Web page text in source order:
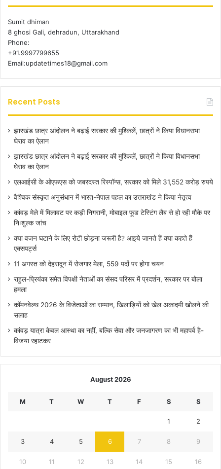
Sumit dhiman
8 ghosi Gali, dehradun, Uttarakhand
Phone:
+91.9997799655
Email:updatetimes18@gmail.com
Recent Posts
झारखंड छात्र आंदोलन ने बढ़ाई सरकार की मुश्किलें, छात्रों ने किया विधानसभा
घेराव का ऐलान
झारखंड छात्र आंदोलन ने बढ़ाई सरकार की मुश्किलें, छात्रों ने किया विधानसभा
घेराव का ऐलान
एलआईसी के ओएफएस को जबरदस्त रिस्पॉन्स, सरकार को मिले 31,552 करोड़ रुपये
वैश्विक संस्कृत अनुसंधान में भारत-नेपाल पहल का उत्तराखंड ने किया नेतृत्व
कांवड़ मेले में मिलावट पर कड़ी निगरानी, मोबाइल फूड टेस्टिंग लैब से हो रही मौके पर
निःशुल्क जांच
क्या वजन घटाने के लिए रोटी छोड़ना जरूरी है? आइये जानते हैं क्या कहते हैं
एक्सपर्ट्स
11 अगस्त को देहरादून में रोजगार मेला, 559 पदों पर होगा चयन
राहुल-प्रियंका समेत विपक्षी नेताओं का संसद परिसर में प्रदर्शन, सरकार पर बोला
हमला
कॉमनवेल्थ 2026 के विजेताओं का सम्मान, खिलाड़ियों को खेल अकादमी खोलने की
सलाह
कांवड़ यात्रा केवल आस्था का नहीं, बल्कि सेवा और जनजागरण का भी महापर्व है-
विजया रहाटकर
August 2026
M T W T F S S
1 2
3 4 5 6 7 8 9
10 11 12 13 14 15 16